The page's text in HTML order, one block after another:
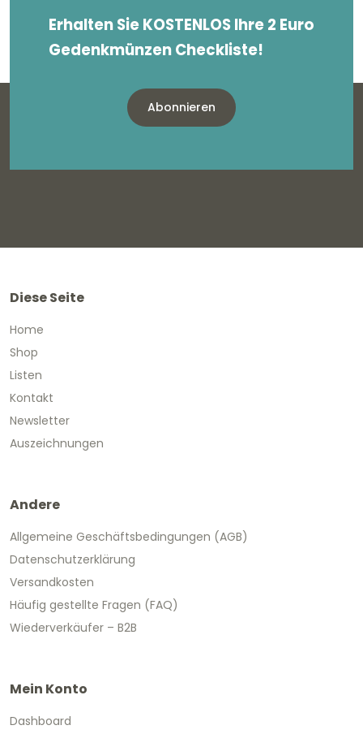
Erhalten Sie KOSTENLOS Ihre 2 Euro
Gedenkmünzen Checkliste!
Abonnieren
Diese Seite
Home
Shop
Listen
Kontakt
Newsletter
Auszeichnungen
Andere
Allgemeine Geschäftsbedingungen (AGB)
Datenschutzerklärung
Versandkosten
Häufig gestellte Fragen (FAQ)
Wiederverkäufer – B2B
Mein Konto
Dashboard